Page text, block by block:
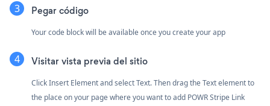
Pegar código
Your code block will be available once you create your app
Visitar vista previa del sitio
Click Insert Element and select Text. Then drag the Text element to
the place on your page where you want to add POWR Stripe Link